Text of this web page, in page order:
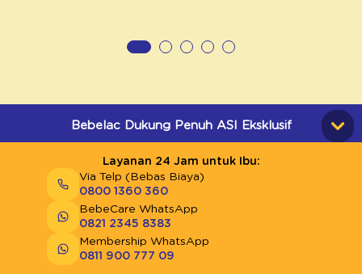
Bebelac Dukung Penuh ASI Eksklusif
Layanan 24 Jam untuk Ibu:
Via Telp (Bebas Biaya)
0800 1360 360
BebeCare WhatsApp
0821 2345 8383
Membership WhatsApp
0811 900 777 09